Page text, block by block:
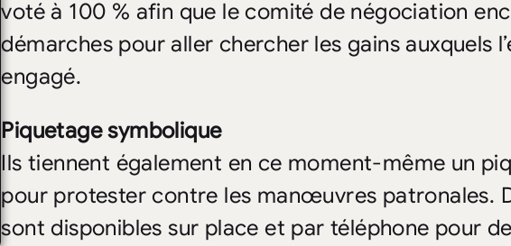
voté à 100 % afin que le comité de négociation
démarches pour aller chercher les gains auxquels
engagé.
Piquetage symbolique
Ils tiennent également en ce moment-même un
pour protester contre les manœuvres patronales.
sont disponibles sur place et par téléphone pour